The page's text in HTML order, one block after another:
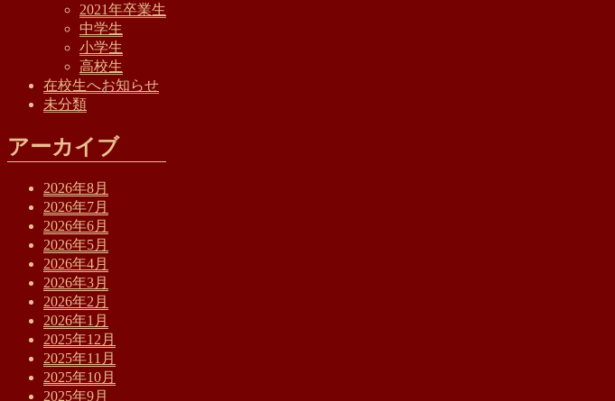
2021年卒業生
中学生
小学生
高校生
在校生へお知らせ
未分類
アーカイブ
2026年8月
2026年7月
2026年6月
2026年5月
2026年4月
2026年3月
2026年2月
2026年1月
2025年12月
2025年11月
2025年10月
2025年9月